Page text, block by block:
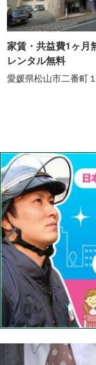
家賃・共益費1ヶ月
レンタル無料
愛媛県松山市二番町